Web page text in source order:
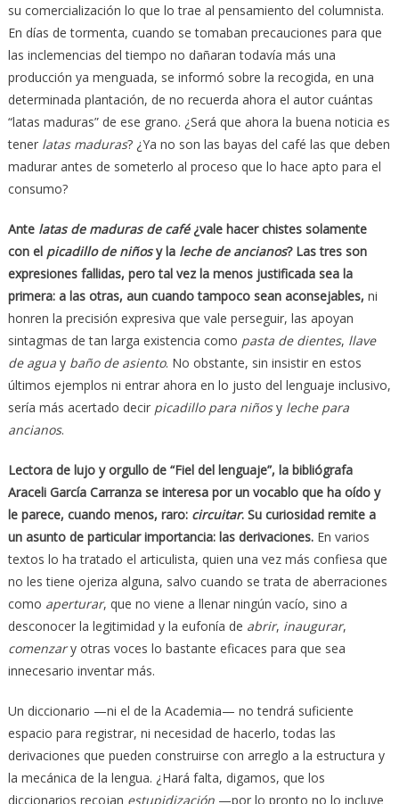
su comercialización lo que lo trae al pensamiento del columnista.
En días de tormenta, cuando se tomaban precauciones para que
las inclemencias del tiempo no dañaran todavía más una
producción ya menguada, se informó sobre la recogida, en una
determinada plantación, de no recuerda ahora el autor cuántas
“latas maduras” de ese grano. ¿Será que ahora la buena noticia es
tener latas maduras? ¿Ya no son las bayas del café las que deben
madurar antes de someterlo al proceso que lo hace apto para el
consumo?
Ante latas de maduras de café¿vale hacer chistes solamente
con el picadillo de niñosy la leche de ancianos? Las tres son
expresiones fallidas, pero tal vez la menos justificada sea la
primera: a las otras, aun cuando tampoco sean aconsejables, ni
honren la precisión expresiva que vale perseguir, las apoyan
sintagmas de tan larga existencia como pasta de dientes, llave
de aguay baño de asiento. No obstante, sin insistir en estos
últimos ejemplos ni entrar ahora en lo justo del lenguaje inclusivo,
sería más acertado decir picadillo para niñosy leche para
ancianos.
Lectora de lujo y orgullo de “Fiel del lenguaje”, la bibliógrafa
Araceli García Carranza se interesa por un vocablo que ha oído y
le parece, cuando menos, raro: circuitar. Su curiosidad remite a
un asunto de particular importancia: las derivaciones.En varios
textos lo ha tratado el articulista, quien una vez más confiesa que
no les tiene ojeriza alguna, salvo cuando se trata de aberraciones
como aperturar, que no viene a llenar ningún vacío, sino a
desconocer la legitimidad y la eufonía de abrir, inaugurar,
comenzary otras voces lo bastante eficaces para que sea
innecesario inventar más.
Un diccionario —ni el de la Academia— no tendrá suficiente
espacio para registrar, ni necesidad de hacerlo, todas las
derivaciones que pueden construirse con arreglo a la estructura y
la mecánica de la lengua. ¿Hará falta, digamos, que los
diccionarios recojan estupidización—por lo pronto no lo incluye